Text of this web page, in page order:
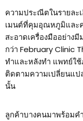
ความประณีตในรายละ
เมนต์ที่คุมอุณหภูมิและ
สะอาดเครื่องมืออย่าง
กว่า February Clinic
ทำและหลังทำ แพทย์ใ
ติดตามความเปลี่ยนแป
นั้น
ลูกค้าบางคนมาพร้อมค